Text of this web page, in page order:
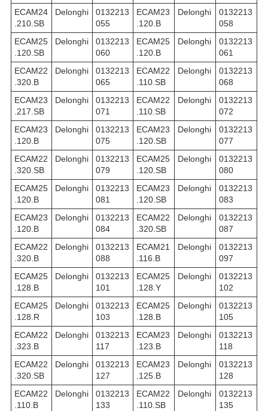
ECAM24
.210.SB
Delonghi
0132213
055
ECAM23
.120.B
Delonghi
0132213
058
ECAM25
.120.SB
Delonghi
0132213
060
ECAM25
.120.B
Delonghi
0132213
061
ECAM22
.320.B
Delonghi
0132213
065
ECAM22
.110.SB
Delonghi
0132213
068
ECAM23
.217.SB
Delonghi
0132213
071
ECAM22
.110.SB
Delonghi
0132213
072
ECAM23
.120.B
Delonghi
0132213
075
ECAM23
.120.SB
Delonghi
0132213
077
ECAM22
.320.SB
Delonghi
0132213
079
ECAM25
.120.SB
Delonghi
0132213
080
ECAM25
.120.B
Delonghi
0132213
081
ECAM23
.120.SB
Delonghi
0132213
083
ECAM23
.120.B
Delonghi
0132213
084
ECAM22
.320.SB
Delonghi
0132213
087
ECAM22
.320.B
Delonghi
0132213
088
ECAM21
.116.B
Delonghi
0132213
097
ECAM25
.128.B
Delonghi
0132213
101
ECAM25
.128.Y
Delonghi
0132213
102
ECAM25
.128.R
Delonghi
0132213
103
ECAM25
.128.B
Delonghi
0132213
105
ECAM22
.323.B
Delonghi
0132213
117
ECAM23
.123.B
Delonghi
0132213
118
ECAM22
.320.SB
Delonghi
0132213
127
ECAM23
.125.B
Delonghi
0132213
128
ECAM22
.110.B
Delonghi
0132213
133
ECAM22
.110.SB
Delonghi
0132213
135